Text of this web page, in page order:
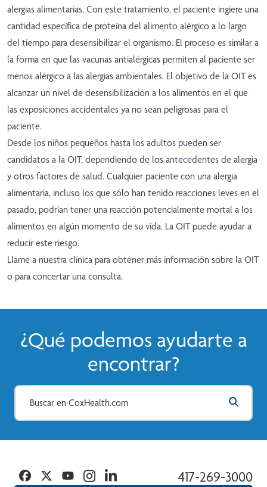
alergias alimentarias. Con este tratamiento, el paciente ingiere una
cantidad específica de proteína del alimento alérgico a lo largo
del tiempo para desensibilizar el organismo. El proceso es similar a
la forma en que las vacunas antialérgicas permiten al paciente ser
menos alérgico a las alergias ambientales. El objetivo de la OIT es
alcanzar un nivel de desensibilización a los alimentos en el que
las exposiciones accidentales ya no sean peligrosas para el
paciente.
Desde los niños pequeños hasta los adultos pueden ser
candidatos a la OIT, dependiendo de los antecedentes de alergia
y otros factores de salud. Cualquier paciente con una alergia
alimentaria, incluso los que sólo han tenido reacciones leves en el
pasado, podrían tener una reacción potencialmente mortal a los
alimentos en algún momento de su vida. La OIT puede ayudar a
reducir este riesgo.
Llame a nuestra clínica para obtener más información sobre la OIT
o para concertar una consulta.
¿Qué podemos ayudarte a
encontrar?
417-269-3000
Facebook
TwitterYouTubeInstagramLinkedin